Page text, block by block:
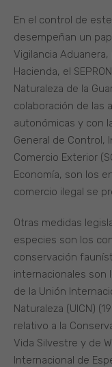
En el control de
desempeñan un
Vigilancia
Hacienda, el
Naturaleza de la
colaboración de las
autonómicas y con
General de Control,
Comercio Exterior
Economía, son los
comercio ilegal se
Otras medidas
especies son los
conservación
internacionales son
de la Unión
Naturaleza (UICN)
relativo a la
Vida Silvestre y de
Internacional de